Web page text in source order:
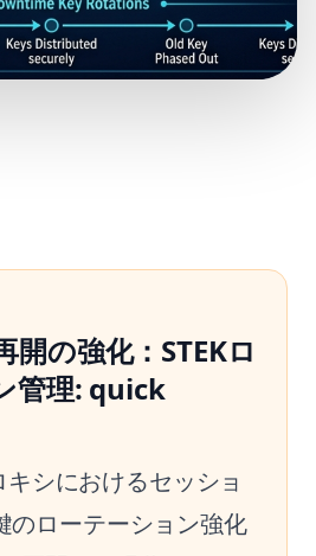
開の強化：STEKロ
管理: quick
シにおけるセッショ
のローテーション強化